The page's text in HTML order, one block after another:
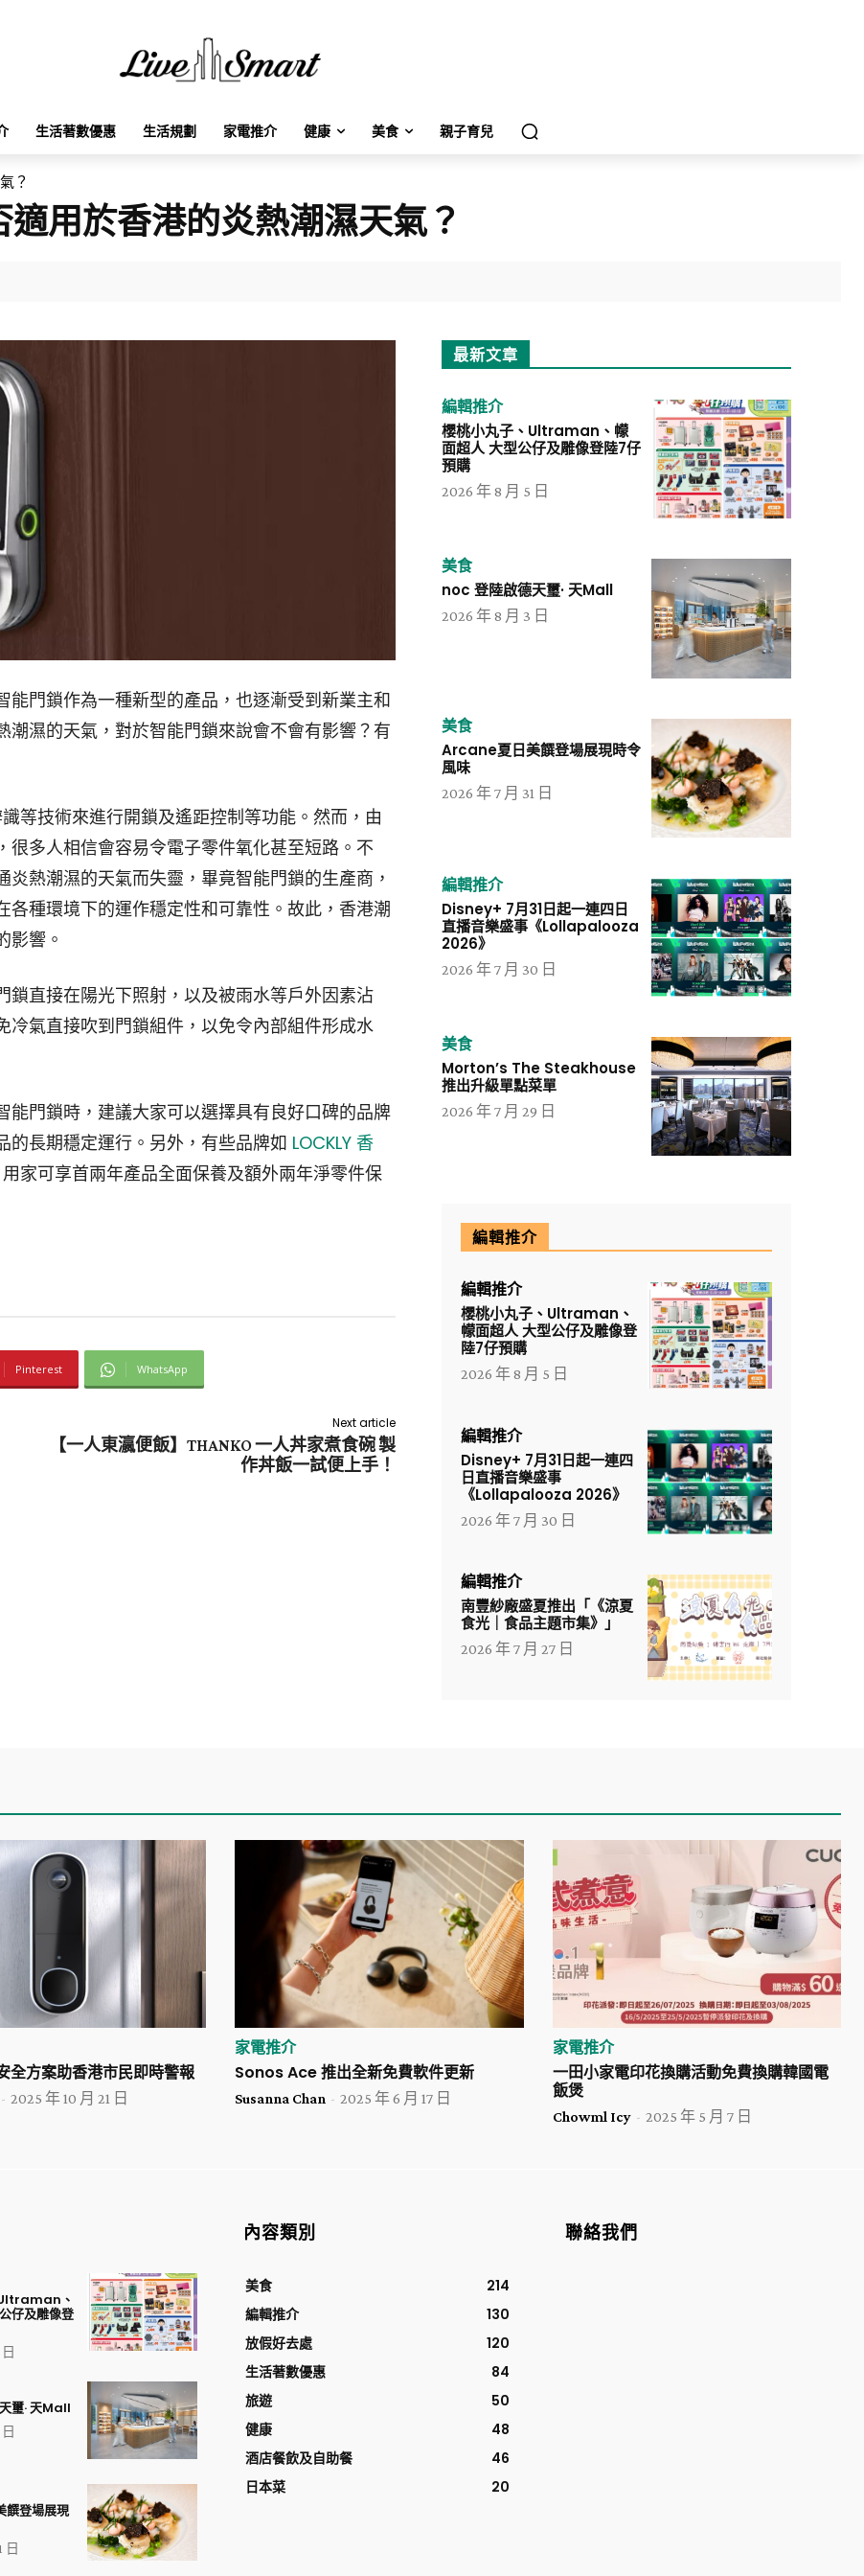
生活著數優惠 生活規劃 家電推介 健康 美食 親子育兒
？
適用於香港的炎熱潮濕天氣？
門鎖作為一種新型的產品，也逐漸受到新業主和
濕的天氣，對於智能門鎖來說會不會有影響？有
等技術來進行開鎖及遙距控制等功能。然而，由
多人相信會容易令電子零件氧化甚至短路。不
熱潮濕的天氣而失靈，畢竟智能門鎖的生產商，
種環境下的運作穩定性和可靠性。故此，香港潮
影響。
直接在陽光下照射，以及被雨水等戶外因素沾
氣直接吹到門鎖組件，以免令內部組件形成水
門鎖時，建議大家可以選擇具有良好口碑的品牌
的長期穩定運行。另外，有些品牌如 LOCKLY 香
用家可享首兩年產品全面保養及額外兩年淨零件保
Pinterest WhatsApp
Next article
【一人東瀛便飯】THANKO 一人丼家煮食碗 製
作丼飯一試便上手！
最新文章
編輯推介
櫻桃小丸子、Ultraman、幪
面超人 大型公仔及雕像登陸7仔
預購
2026 年 8 月 5 日
美食
noc 登陸啟德天璽· 天Mall
2026 年 8 月 3 日
美食
Arcane夏日美饌登場展現時令
風味
2026 年 7 月 31 日
編輯推介
Disney+ 7月31日起一連四日
直播音樂盛事《Lollapalooza
2026》
2026 年 7 月 30 日
美食
Morton’s The Steakhouse
推出升級單點菜單
2026 年 7 月 29 日
編輯推介
編輯推介
櫻桃小丸子、Ultraman、
幪面超人 大型公仔及雕像登
陸7仔預購
2026 年 8 月 5 日
編輯推介
Disney+ 7月31日起一連四
日直播音樂盛事
《Lollapalooza 2026》
2026 年 7 月 30 日
編輯推介
南豐紗廠盛夏推出「《涼夏
食光｜食品主題市集》」
2026 年 7 月 27 日
全方案助香港市民即時警報
- 2025 年 10 月 21 日
家電推介
Sonos Ace 推出全新免費軟件更新
Susanna Chan - 2025 年 6 月 17 日
家電推介
一田小家電印花換購活動免費換購韓國電
飯煲
Chowml Icy - 2025 年 5 月 7 日
、
仔及雕像登
璽· 天Mall
登場展現
日
內容類別
美食
214
編輯推介
130
放假好去處
120
生活著數優惠
84
旅遊
50
健康
48
酒店餐飲及自助餐
46
日本菜
20
聯絡我們